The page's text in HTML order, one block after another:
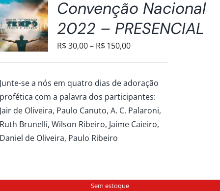
Convenção Nacional
2022 – PRESENCIAL
R$30,00 – R$ 150,00Faixa
R$30,00
através
R$150,00
Junte-se a nós em quatro dias de adoração
profética com a palavra dos participantes:
Jair de Oliveira, Paulo Canuto, A. C. Palaroni,
Ruth Brunelli, Wilson Ribeiro, Jaime Caieiro,
Daniel de Oliveira, Paulo Ribeiro
Sem estoque